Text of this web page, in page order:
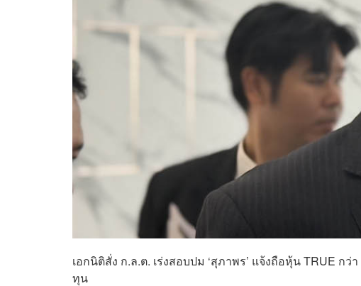
เอกนิติสั่ง ก.ล.ต. เร่งสอบปม ‘สุภาพร’ แจ้งถือหุ้น TRUE ก
ทุน